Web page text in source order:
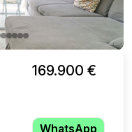
169.900 €
WhatsApp